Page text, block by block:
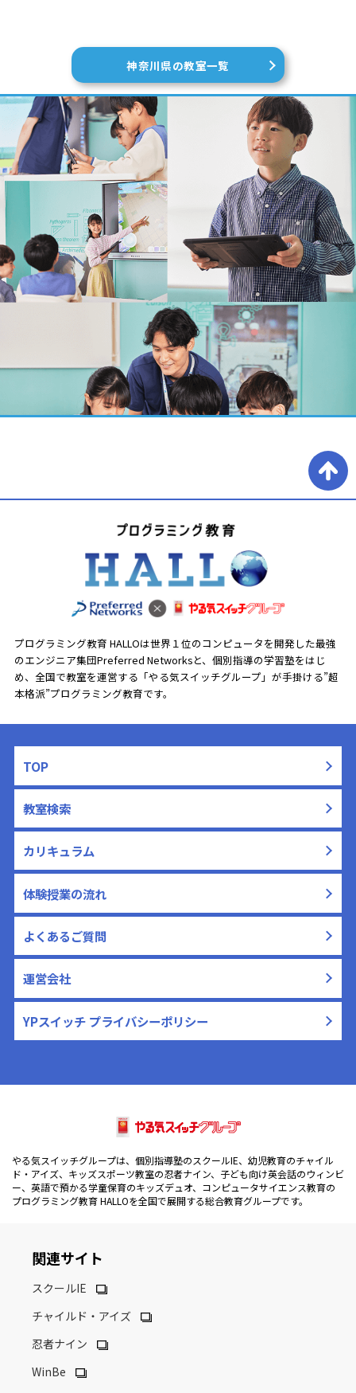
神奈川県の教室一覧
プログラミング教育 HALLOは世界１位のコンピュータを開発した最強
のエンジニア集団Preferred Networksと、 個別指導の学習塾をはじ
め、全国で教室を運営する「やる気スイッチグループ」が手掛ける”超
本格派”プログラミング教育です。
TOP
教室検索
カリキュラム
体験授業の流れ
よくあるご質問
運営会社
YPスイッチ プライバシーポリシー
やる気スイッチグループは、個別指導塾のスクールIE、幼児教育のチャイル
ド・アイズ、キッズスポーツ教室の忍者ナイン、子ども向け英会話のウィンビ
ー、英語で預かる学童保育のキッズデュオ、コンピュータサイエンス教育の
プログラミング教育 HALLOを全国で展開する総合教育グループです。
関連サイト
スクールIE
チャイルド・アイズ
忍者ナイン
WinBe